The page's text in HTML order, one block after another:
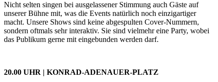
Nicht selten singen bei ausgelassener Stimmung auch Gäste auf
unserer Bühne mit, was die Events natürlich noch einzigartiger
macht. Unsere Shows sind keine abgespulten Cover-Nummern,
sondern oftmals sehr interaktiv. Sie sind vielmehr eine Party, wobei
das Publikum gerne mit eingebunden werden darf.
20.00 UHR | KONRAD-ADENAUER-PLATZ